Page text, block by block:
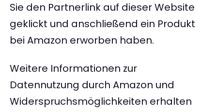
Sie den Partnerlink auf dieser Website
geklickt und anschließend ein Produkt
bei Amazon erworben haben.
Weitere Informationen zur
Datennutzung durch Amazon und
Widerspruchsmöglichkeiten erhalten